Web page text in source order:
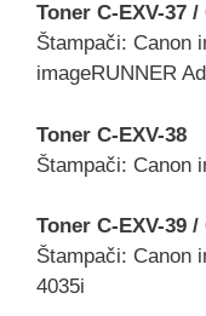
Toner C-EXV-37 /
Štampači: Canon
imageRUNNER
Toner C-EXV-38
Štampači: Canon
Toner C-EXV-39 /
Štampači: Canon
4035i